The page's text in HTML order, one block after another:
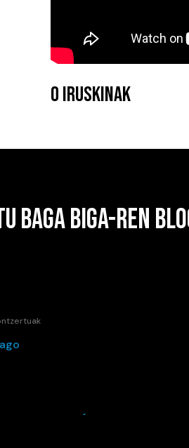
0 IRUSKINAK
BAGA BIGA-REN